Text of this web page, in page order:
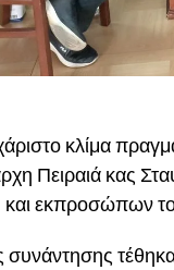
κλίμα
Πειραιά κας
εκπροσώπων
συνάντησης